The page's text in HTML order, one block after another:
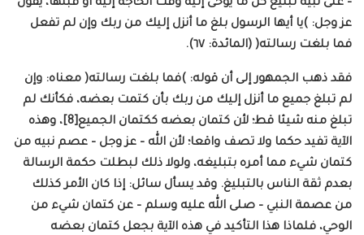
– على نبيه تبليغ كل ما يوحى إليه وقت الحاجة إليه أو قبلها، يقول
عز وجل: )يا أيها الرسول بلغ ما أنزل إليك من ربك وإن لم تفعل
فما بلغت رسالته( (المائدة: ٦٧).
فقد ذهب الجمهور إلى أن قوله: )فما بلغت رسالته( معناه: وإن
لم تبلغ جميع ما أنزل إليك من ربك بأن كتمت بعضه، فكأنك لم
تبلغ منه شيئا قط؛ لأن كتمان بعضه ككتمان الجميع[8]، وهذه
الآية تفيد حكما ولا تصف واقعا؛ لأن الله – عز وجل – عصم نبيه من
كتمان شيء مما أمره بتبليغه، ولولا ذلك لبطلت حكمة الرسالة
بعدم ثقة الناس بالتبليغ. وقد يسأل سائل: إذا كان الأمر كذلك
من عصمة النبي – صلى الله عليه وسلم – عن كتمان شيء من
الوحي، فلماذا هذا التأكيد في هذه الآية بجعل كتمان بعضه